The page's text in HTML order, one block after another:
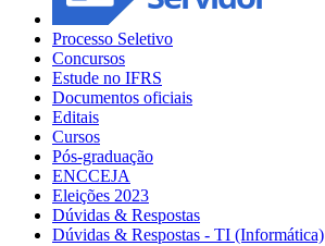
Processo Seletivo
Concursos
Estude no IFRS
Documentos oficiais
Editais
Cursos
Pós-graduação
ENCCEJA
Eleições 2023
Dúvidas & Respostas
Dúvidas & Respostas - TI (Informática)